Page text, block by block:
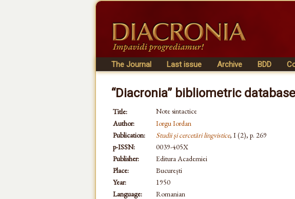
The Journal Last issue Archive BDD
“Diacronia” bibliometric
Title:
Note sintactice
Author:
Iorgu Iordan
Publication:
Studii și cercetări lingvistice, I (2), p. 269
p-ISSN:
0039-405X
Publisher:
Editura Academiei
Place:
București
Year:
1950
Language:
Romanian